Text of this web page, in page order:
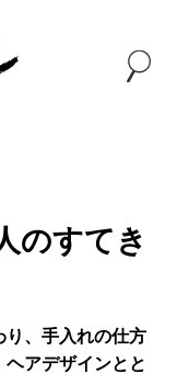
のすてき
り、手入れの仕方
アデザインとと